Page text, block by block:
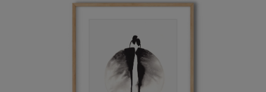
do koszyka